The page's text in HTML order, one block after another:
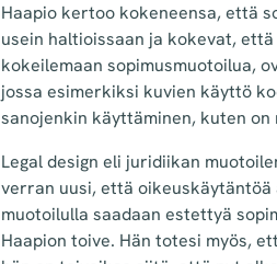
Haapio kertoo kokeneensa, että
usein haltioissaan ja kokevat,
kokeilemaan sopimusmuotoilua,
jossa esimerkiksi kuvien käyttö
sanojenkin käyttäminen, kuten
Legal design eli juridiikan
verran uusi, että oikeuskäytäntöä
muotoilulla saadaan estettyä
Haapion toive. Hän totesi myös,